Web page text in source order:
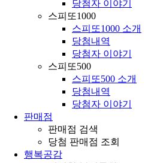
당첨자 이야기
스피또1000
스피또1000 소개
당첨내역
당첨자 이야기
스피또500
스피또500 소개
당첨내역
당첨자 이야기
판매점
판매점 검색
당첨 판매점 조회
행복공감